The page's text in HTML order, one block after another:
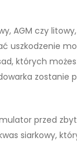
AGM czy
uszkodzenie
których
zostanie
przed
siarkowy,